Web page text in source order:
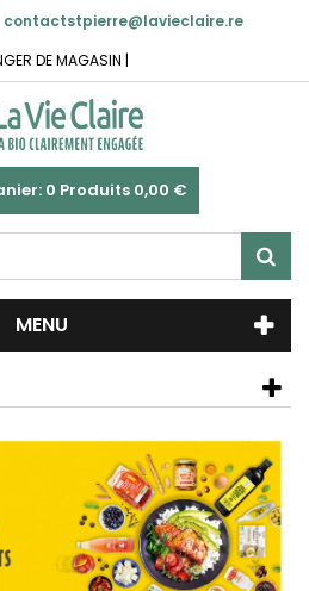
contactstpierre@lavieclaire.re
DE MAGASIN |
0 Produits 0,00 €
MENU